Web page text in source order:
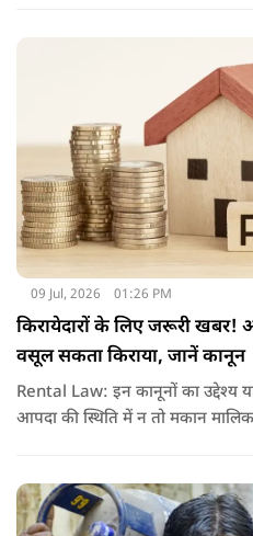
09 Jul, 2026 01:26 PM
किरायेदारों के लिए जरूरी खबर!
वसूल सकता किराया, जानें कानून
Rental Law: इन कानूनों का उद्देश्य
आपदा की स्थिति में न तो मकान